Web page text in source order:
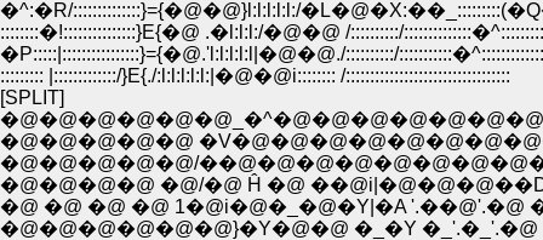
�^:�R/::::::::::::::}={�@�@}l:l:l:l:l:/
::::::::�!:::::::::::::::}E{�@ .�l:l:l:/�@�@ /::::::::::/
�P:::::|::::::::::::::::}={�@.'l:l:l:l:l|�@�@./::::::::::/
::::::::: |:::::::::::::/}E{./:l:l:l:l:l:|�@�@i:::::::: /::::::::::::::::::::::::::::::::::
[SPLIT]
�@�@�@�@�@
�@�@�@�@�@/
�@�@�@�@ �@/�@ Ĥ �@
�@ �@ �@ �@ 1�@i�@�_�@�Y|�A '.��@'.�@
�@�@�@�@�@�@}�Y�@�@ �_�Y